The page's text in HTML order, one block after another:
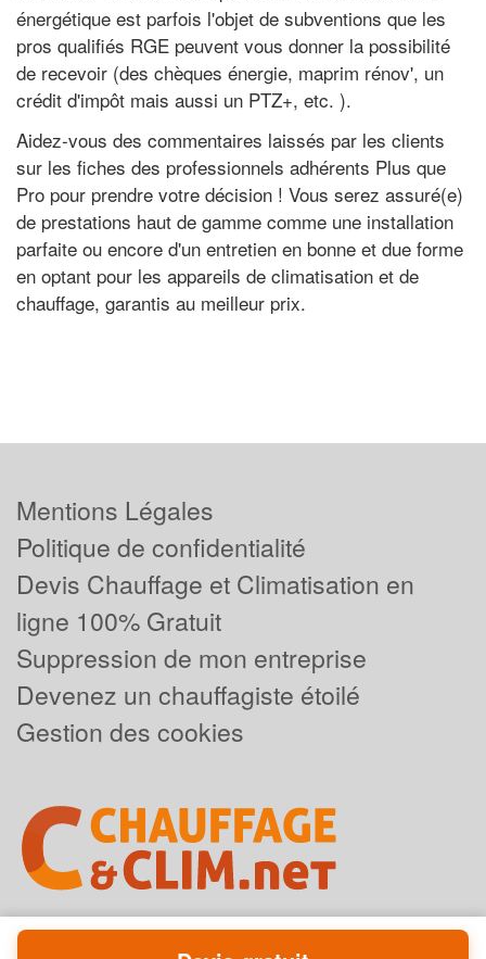
énergétique est parfois l'objet de subventions que les
pros qualifiés RGE peuvent vous donner la possibilité
de recevoir (des chèques énergie, maprim rénov', un
crédit d'impôt mais aussi un PTZ+, etc. ).
Aidez-vous des commentaires laissés par les clients
sur les fiches des professionnels adhérents Plus que
Pro pour prendre votre décision ! Vous serez assuré(e)
de prestations haut de gamme comme une installation
parfaite ou encore d'un entretien en bonne et due forme
en optant pour les appareils de climatisation et de
chauffage, garantis au meilleur prix.
Mentions Légales
Politique de confidentialité
Devis Chauffage et Climatisation en
ligne 100% Gratuit
Suppression de mon entreprise
Devenez un chauffagiste étoilé
Gestion des cookies